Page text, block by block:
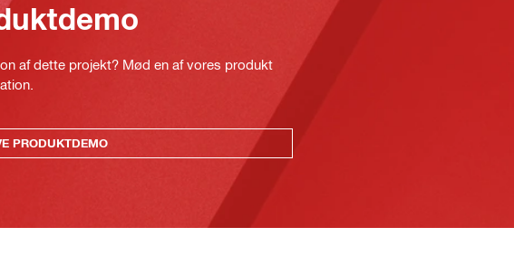
af dette projekt? Mød en af vores produkt
PRODUKTDEMO